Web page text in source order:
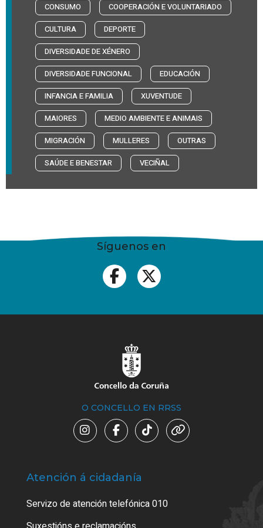
CONSUMO
COOPERACIÓN E VOLUNTARIADO
CULTURA
DEPORTE
DIVERSIDADE DE XÉNERO
DIVERSIDADE FUNCIONAL
EDUCACIÓN
INFANCIA E FAMILIA
XUVENTUDE
MAIORES
MEDIO AMBIENTE E ANIMAIS
MIGRACIÓN
MULLERES
OUTRAS
SAÚDE E BENESTAR
VECIÑAL
Síguenos en
O CONCELLO EN RRSS
Atención á cidadanía
Servizo de atención telefónica 010